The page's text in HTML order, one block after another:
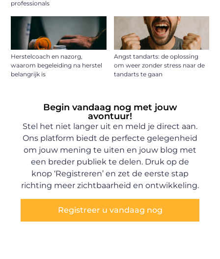
professionals
Herstelcoach en nazorg,
waarom begeleiding na herstel
belangrijk is
Angst tandarts: de oplossing
om weer zonder stress naar de
tandarts te gaan
Begin vandaag nog met jouw
avontuur!
Stel het niet langer uit en meld je direct aan.
Ons platform biedt de perfecte gelegenheid
om jouw mening te uiten en jouw blog met
een breder publiek te delen. Druk op de
knop ‘Registreren’ en zet de eerste stap
richting meer zichtbaarheid en ontwikkeling.
Registreer u vandaag nog